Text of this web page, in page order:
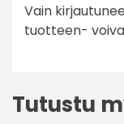
Vain
tuotteen-
Tutustu